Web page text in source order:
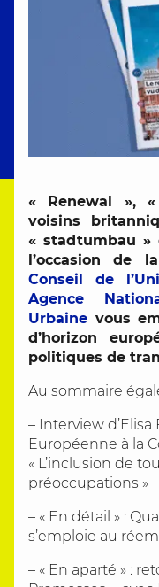
« Renewal »,
voisins
« stadtumbau »
l’occasion de
Conseil de
Agence
Urbaine vous
d’horizon
politiques de
Au sommaire
– Interview
Européenne à la
« L’inclusion de
préoccupations »
– « En détail » :
s’emploie au
– « En aparté » :